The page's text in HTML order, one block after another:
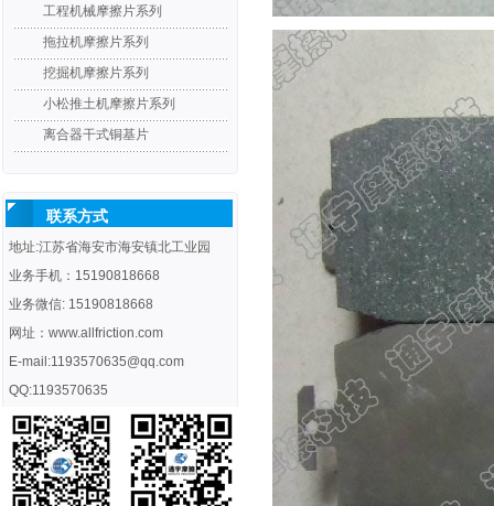
工程机械摩擦片系列
拖拉机摩擦片系列
挖掘机摩擦片系列
小松推土机摩擦片系列
离合器干式铜基片
联系方式
地址:江苏省海安市海安镇北工业园
业务手机：15190818668
业务微信: 15190818668
网址：www.allfriction.com
E-mail:1193570635@qq.com
QQ:1193570635